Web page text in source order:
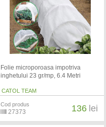
Folie microporoasa impotriva
inghetului 23 gr/mp, 6.4 Metri
CATOL TEAM
Cod produs
27373 136 lei